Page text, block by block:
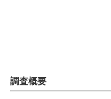
ちょっと気になるネットの話題
調査概要